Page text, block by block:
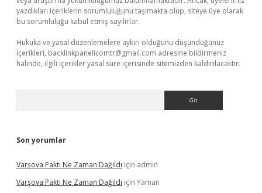
yazdıkları içeriklerin sorumluluğunu taşımakta olup, siteye üye olarak
bu sorumluluğu kabul etmiş sayılırlar.
Hukuka ve yasal düzenlemelere aykırı olduğunu düşündüğünüz
içerikleri, backlinkpanelicomtr@gmail.com adresine bildirmeniz
halinde, ilgili içerikler yasal süre içerisinde sitemizden kaldırılacaktır.
Son yorumlar
Varşova Paktı Ne Zaman Dağıldı için admin
Varşova Paktı Ne Zaman Dağıldı için Yaman